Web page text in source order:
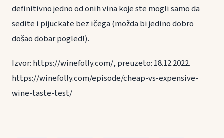
definitivno jedno od onih vina koje ste mogli samo da
sedite i pijuckate bez ičega (možda bi jedino dobro
došao dobar pogled!).
Izvor: https://winefolly.com/, preuzeto: 18.12.2022.
https://winefolly.com/episode/cheap-vs-expensive-
wine-taste-test/